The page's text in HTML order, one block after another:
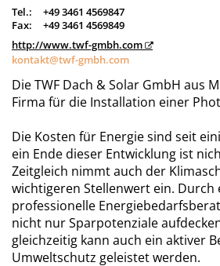
Tel.:
+49 3461 4569847
Fax:
+49 3461 4569849
http://www.twf-gmbh.com
kontakt@twf-gmbh.com
Die TWF Dach & Solar GmbH aus
Firma für die Installation einer
Die Kosten für Energie sind seit
ein Ende dieser Entwicklung ist
Zeitgleich nimmt auch der
wichtigeren Stellenwert ein. Durch
professionelle
nicht nur Sparpotenziale
gleichzeitig kann auch ein aktiver
Umweltschutz geleistet werden.